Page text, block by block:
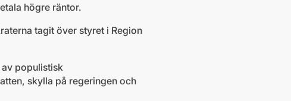
högre räntor.
tagit över styret i Region
populistisk
skylla på regeringen och